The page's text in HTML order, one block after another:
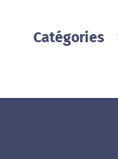
Catégories